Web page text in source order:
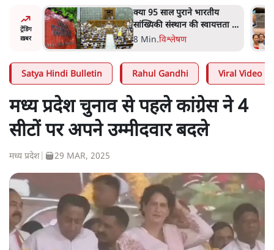
ट्रेंडिंग
ख़बर
5 नहीं,
क्या 95 साल पुराने भारतीय
सांख्यिकी संस्थान की स्वायत्तता पर
भी अब मंडरा रहा ख़तरा?
8 Min.विश्लेषण
Satya Hindi Bulletin Rahul Gandhi Viral Video
मध्य प्रदेश चुनाव से पहले कांग्रेस ने 4
सीटों पर अपने उम्मीदवार बदले
मध्य प्रदेश 29 MAR, 2025